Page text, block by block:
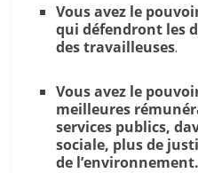
Vous avez le
qui défendront les
des travailleuses.
Vous avez le
meilleures
services publics,
sociale, plus de
de l’environnement.